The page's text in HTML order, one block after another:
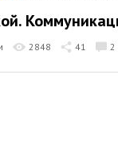
2848 41 2